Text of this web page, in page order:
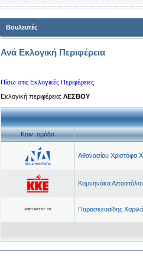
Βουλευτές
Ανά Εκλογική Περιφέρεια
Πίσω στις Εκλογικές Περιφέρειες
Εκλογική περιφέρεια: ΛΕΣΒΟΥ
Kοιν. ομάδα
Αθανασίου Χριστόφα
Κομνηνάκα
Παρασκευαΐδης